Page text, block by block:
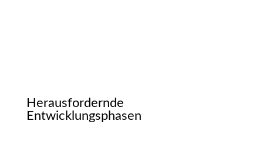
Herausfordernde
Entwicklungsphasen